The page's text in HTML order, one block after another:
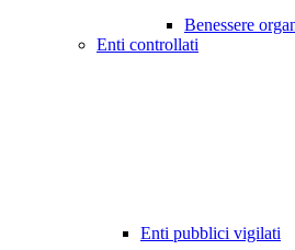
Benessere
Enti controllati
Enti pubblici vigilati